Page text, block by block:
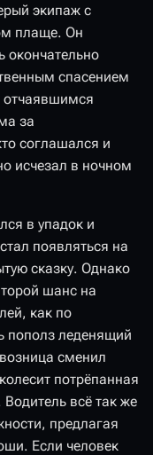
экипаж с
плаще. Он
окончательно
спасением
отчаявшимся
за
соглашался и
исчезал в ночном
в упадок и
появляться на
сказку. Однако
шанс на
как по
пополз леденящий
сменил
потрёпанная
всё так же
предлагая
Если человек